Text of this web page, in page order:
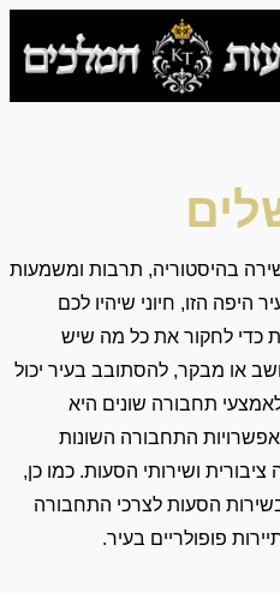
בהיסטוריה, תרבות ומשמעות
היפה הזו, חיוני שיהיו לכם
כדי לחקור את כל מה שיש
או מבקר, להסתובב בעיר יכול
תחבורה שונים היא
התחבורה השונות
ושירותי הסעות. כמו כן,
הסעות לצרכי התחבורה
פופולריים בעיר.